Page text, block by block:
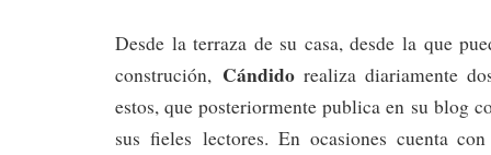
Desde la terraza de su casa, desde la que
construción, Cándidorealiza diariamente
estos, que posteriormente publica en su blog
sus fieles lectores. En ocasiones cuenta